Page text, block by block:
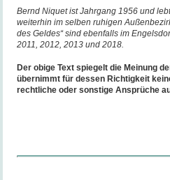
Bernd Niquet ist Jahrgang 1956 und
weiterhin im selben ruhigen
des Geldes“ sind ebenfalls im
2011, 2012, 2013 und 2018.
Der obige Text spiegelt die Meinung
übernimmt für dessen Richtigkeit
rechtliche oder sonstige Ansprüche